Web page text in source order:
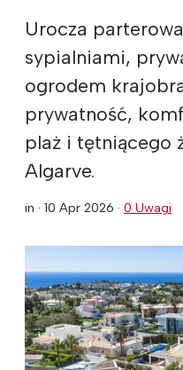
Urocza
sypialniami,
ogrodem
prywatność,
plaż i tętniącego
Algarve.
in · 10 Apr 2026 · 0 Uwagi